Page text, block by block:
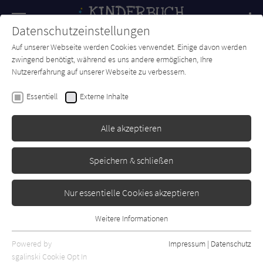
SUCHE Forum Charts Newsletter
Julie Douine
Standard
Alle Altersgruppen anzeigen
Datenschutzeinstellungen
Auf unserer Webseite werden Cookies verwendet. Einige davon werden
zwingend benötigt, während es uns andere ermöglichen, Ihre
Nutzererfahrung auf unserer Webseite zu verbessern.
Essentiell Externe Inhalte
Alle akzeptieren
Speichern & schließen
Nur essentielle Cookies akzeptieren
Essentielle Cookies werden für grundlegende Funktionen der
Webseite benötigt. Dadurch ist gewährleistet, dass die Webseite
Weitere Informationen
Powered by
sgalinski Cookie Opt In
Impressum | Datenschutz